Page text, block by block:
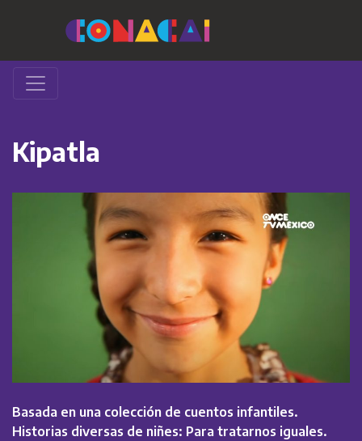
Kipatla
Basada en una colección de cuentos infantiles.
Historias diversas de niñes: Para tratarnos iguales.